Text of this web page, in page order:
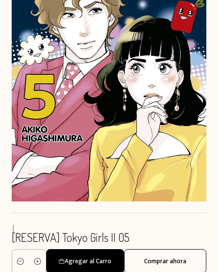
|
[RESERVA] Tokyo Girls II 05
Cantidad
Agregar al Carro Comprar ahora